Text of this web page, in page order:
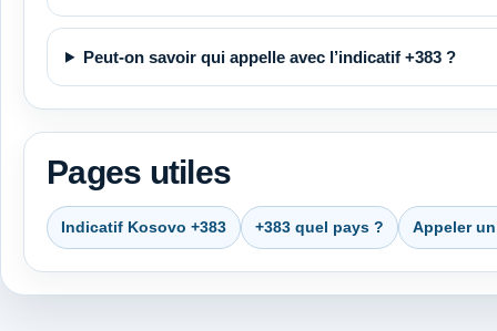
Peut-on savoir qui appelle avec l’indicatif +383 ?
Pages utiles
Indicatif Kosovo +383 +383 quel pays ? Appeler